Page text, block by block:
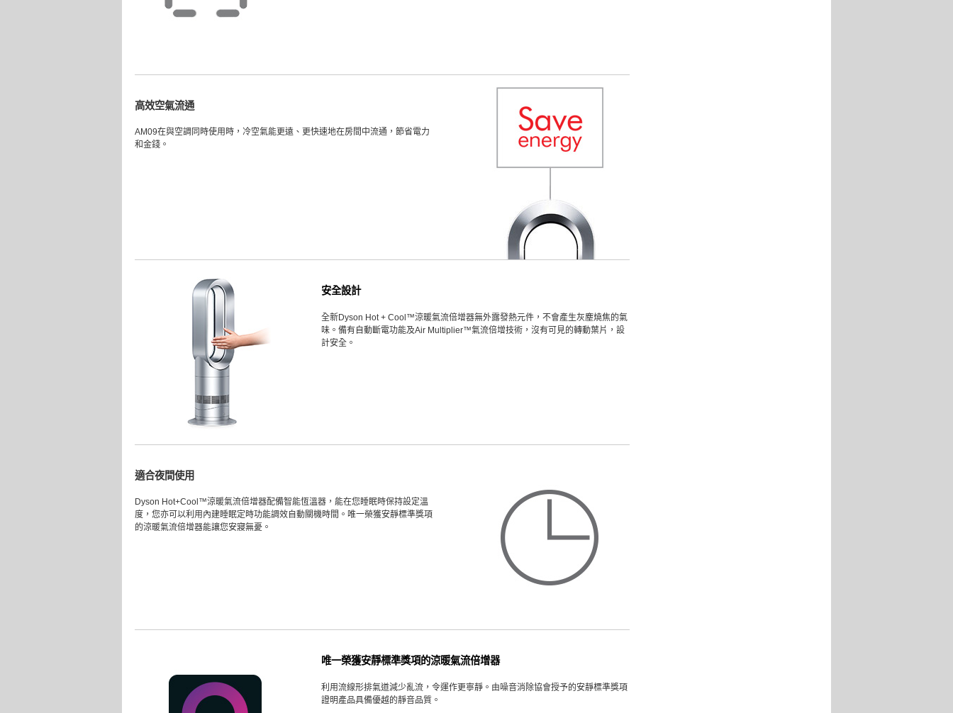
高效空氣流通
AM09在與空調同時使用時，冷空氣能更遠、更快速地在房間中流通，節省電力
和金錢。
安全設計
全新Dyson Hot + Cool™涼暖氣流倍增器無外露發熱元件，不會產生灰塵燒焦的氣
味。備有自動斷電功能及Air Multiplier™氣流倍增技術，沒有可見的轉動葉片，設
計安全。
適合夜間使用
Dyson Hot+Cool™涼暖氣流倍增器配備智能恆溫器，能在您睡眠時保持設定溫
度，您亦可以利用內建睡眠定時功能調效自動關機時間。唯一榮獲安靜標準獎項
的涼暖氣流倍增器能讓您安寢無憂。
唯一榮獲安靜標準獎項的涼暖氣流倍增器
利用流線形排氣道減少亂流，令運作更寧靜。由噪音消除協會授予的安靜標準獎項
證明產品具備優越的靜音品質。